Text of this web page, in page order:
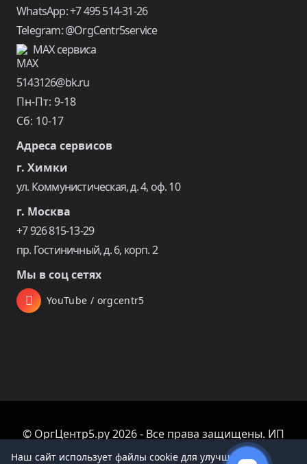
WhatsApp: +7 495 514-31-26
Telegram: @OrgCentr5service
MAX сервиса
5143126@bk.ru
Пн-Пт: 9-18
Сб: 10-17
Адреса сервисов
г. Химки
ул. Коммунистическая, д. 4, оф. 10
г. Москва
+7 926 815-13-29
пр. Гостиничный, д. 6, корп. 2
Мы в соц сетях
YouTube / orgcentr5
© ОргЦентр5.ру 2026 - Все права защищены. ИП
Царева Екатерина Владимировна
Наш сайт использует файлы cookie для улучшения